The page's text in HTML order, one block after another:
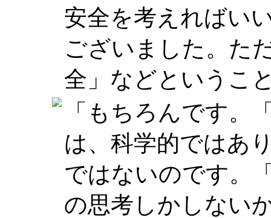
安全を考えればい
ございました。た
全」などというこ
「もちろんです。
は、科学的ではあ
ではないのです。
の思考しかしない